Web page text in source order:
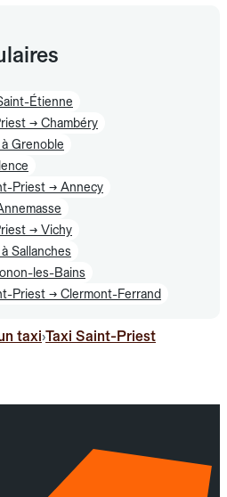
Étienne
→ Chambéry
Grenoble
Priest → Annecy
→ Vichy
Sallanches
les-Bains
Priest → Clermont-Ferrand
taxi›Taxi Saint-Priest